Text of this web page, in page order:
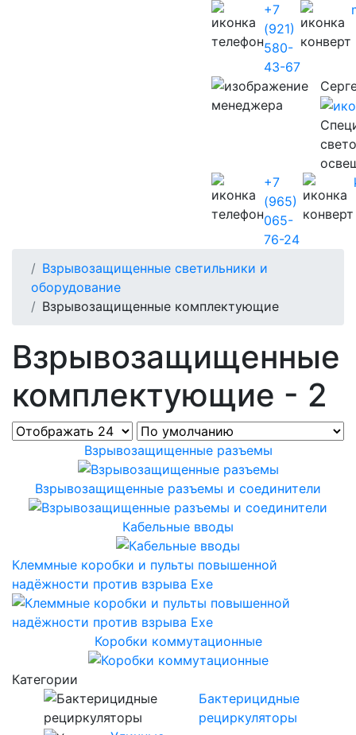
+7
(921)
580-
43-67
+7
(965)
065-
76-24
Взрывозащищенные светильники и
оборудование
Взрывозащищенные комплектующие
Взрывозащищенные
комплектующие - 2
Взрывозащищенные разъемы
Взрывозащищенные разъемы и соединители
Кабельные вводы
Клеммные коробки и пульты повышенной
надёжности против взрыва Exe
Коробки коммутационные
Категории
Бактерицидные
рециркуляторы